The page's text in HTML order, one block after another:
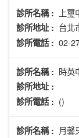
診所名稱 : 上
診所地址 : 台北
診所電話 : 02-
診所名稱 : 時英
診所地址 :
診所電話 : ()
診所名稱 : 月馨